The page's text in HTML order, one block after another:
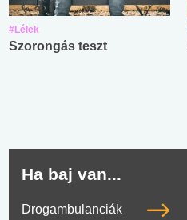
#Lélek
Szorongás teszt
Ha baj van...
Drogambulanciák